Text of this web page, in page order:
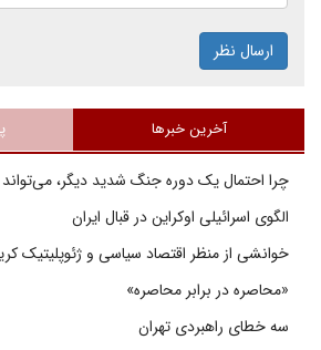
ارسال نظر
آخرین خبرها
چرا احتمال یک دوره جنگ شدید دیگر، می‌تواند
الگوی اسرائیلی اوکراین در قبال ایران
خوانشی از منظر اقتصاد سیاسی و ژئوپلیتیک
«محاصره در برابر محاصره»
سه خطای راهبردی تهران